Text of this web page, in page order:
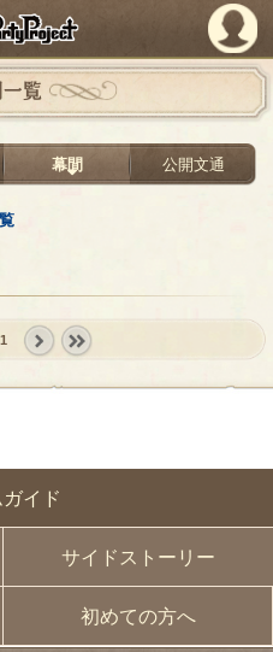
PandoraPartyProject
イド
サイドストーリー
初めての方へ
一覧
幕間 公開文通
1